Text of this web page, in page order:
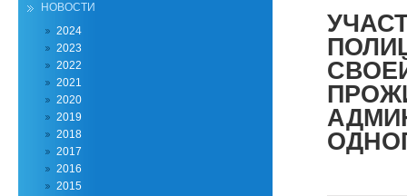
НОВОСТИ
2024
2023
2022
2021
2020
2019
2018
2017
2016
2015